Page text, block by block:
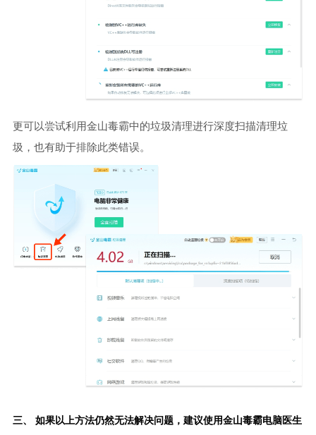
更可以尝试利用金山毒霸中的垃圾清理进行深度扫描清理垃
圾，也有助于排除此类错误。
三、 如果以上方法仍然无法解决问题，建议使用金山毒霸电脑医生